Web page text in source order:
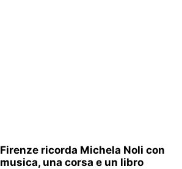
Firenze ricorda Michela Noli con
musica, una corsa e un libro